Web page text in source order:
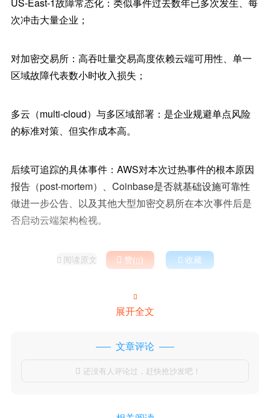
次冲击大量企业；
对加密交易所：高吞吐量交易高度依赖云端可用性、单一
区域故障代表数小时收入损失；
多云（multi-cloud）与多区域部署：是企业规避单点风险
的标准对策、但实作成本高。
后续可追踪的具体事件：AWS对本次过热事件的根本原因
报告（post-mortem）、Coinbase是否就基础设施可靠性
做进一步公告、以及其他大型加密交易所在本次事件后是
否启动云端架构检视。
 阅读原文  赞()  收藏

展开全文
文章评论
 还没有人评论过，赶快抢沙发吧！